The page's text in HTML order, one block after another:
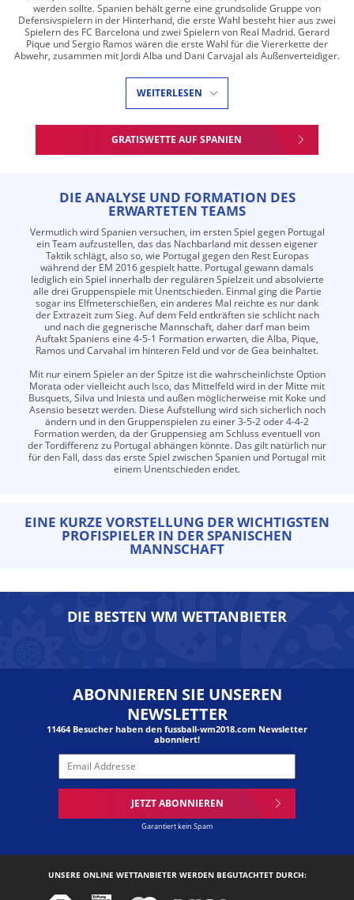
werden sollte. Spanien behält gerne eine grundsolide Gruppe von
Defensivspielern in der Hinterhand, die erste Wahl besteht hier aus zwei
Spielern des FC Barcelona und zwei Spielern von Real Madrid. Gerard
Pique und Sergio Ramos wären die erste Wahl für die Viererkette der
Abwehr, zusammen mit Jordi Alba und Dani Carvajal als Außenverteidiger.
WEITERLESEN
GRATISWETTE AUF SPANIEN
DIE ANALYSE UND FORMATION DES
ERWARTETEN TEAMS
Vermutlich wird Spanien versuchen, im ersten Spiel gegen Portugal
ein Team aufzustellen, das das Nachbarland mit dessen eigener
Taktik schlägt, also so, wie Portugal gegen den Rest Europas
während der EM 2016 gespielt hatte. Portugal gewann damals
lediglich ein Spiel innerhalb der regulären Spielzeit und absolvierte
alle drei Gruppenspiele mit Unentschieden. Einmal ging die Partie
sogar ins Elfmeterschießen, ein anderes Mal reichte es nur dank
der Extrazeit zum Sieg. Auf dem Feld entkräften sie schlicht nach
und nach die gegnerische Mannschaft, daher darf man beim
Auftakt Spaniens eine 4-5-1 Formation erwarten, die Alba, Pique,
Ramos und Carvahal im hinteren Feld und vor de Gea beinhaltet.
Mit nur einem Spieler an der Spitze ist die wahrscheinlichste Option
Morata oder vielleicht auch Isco, das Mittelfeld wird in der Mitte mit
Busquets, Silva und Iniesta und außen möglicherweise mit Koke und
Asensio besetzt werden. Diese Aufstellung wird sich sicherlich noch
ändern und in den Gruppenspielen zu einer 3-5-2 oder 4-4-2
Formation werden, da der Gruppensieg am Schluss eventuell von
der Tordifferenz zu Portugal abhängen könnte. Das gilt natürlich nur
für den Fall, dass das erste Spiel zwischen Spanien und Portugal mit
einem Unentschieden endet.
EINE KURZE VORSTELLUNG DER WICHTIGSTEN
PROFISPIELER IN DER SPANISCHEN
MANNSCHAFT
DIE BESTEN WM WETTANBIETER
ABONNIEREN SIE UNSEREN
NEWSLETTER
11464 Besucher haben den fussball-wm2018.com Newsletter
abonniert!
JETZT ABONNIEREN
Garantiert kein Spam
UNSERE ONLINE WETTANBIETER WERDEN BEGUTACHTET DURCH: